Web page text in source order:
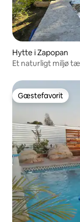
Hytte i Zapopan
Et naturligt miljø
Gæstefavorit
Gæstefavorit